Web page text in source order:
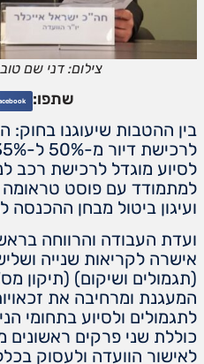
צילום: דני שם
שתפו:
בין ההטבות שיעוגנו
ועיגון ביטול מבחן
ועדת העבודה והרווחה
אישרה לקריאות שנייה
המעגנת ומרחיבה את
לתגמולים ולסיוע בתחומי
כוללת שני פרקים
לאישור הוועדה ולעסוק